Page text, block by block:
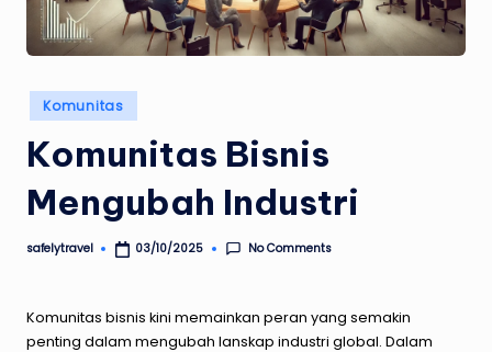
Posted
in
Komunitas
Komunitas Bisnis
Mengubah Industri
Posted
safelytravel 03/10/2025 No Comments
Komunitas bisnis kini memainkan peran yang semakin
penting dalam mengubah lanskap industri global. Dalam